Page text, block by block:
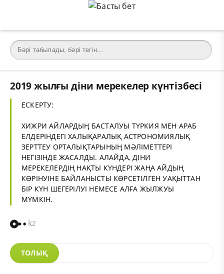
2019 жылғы діни мерекелер күнтізбесі
ЕСКЕРТУ:
ХИЖРИ АЙЛАРДЫҢ БАСТАЛУЫ ТҮРКИЯ МЕН АРАБ
ЕЛДЕРІНДЕГІ ХАЛЫҚАРАЛЫҚ АСТРОНОМИЯЛЫҚ
ЗЕРТТЕУ ОРТАЛЫҚТАРЫНЫҢ МӘЛІМЕТТЕРІ
НЕГІЗІНДЕ ЖАСАЛДЫ. АЛАЙДА, ДІНИ
МЕРЕКЕЛЕРДІҢ НАҚТЫ КҮНДЕРІ ЖАҢА АЙДЫҢ
КӨРІНУІНЕ БАЙЛАНЫСТЫ КӨРСЕТІЛГЕН УАҚЫТТАН
БІР КҮН ШЕГЕРІЛУІ НЕМЕСЕ АЛҒА ЖЫЛЖУЫ
МҮМКІН.
kz
ТОЛЫҚ